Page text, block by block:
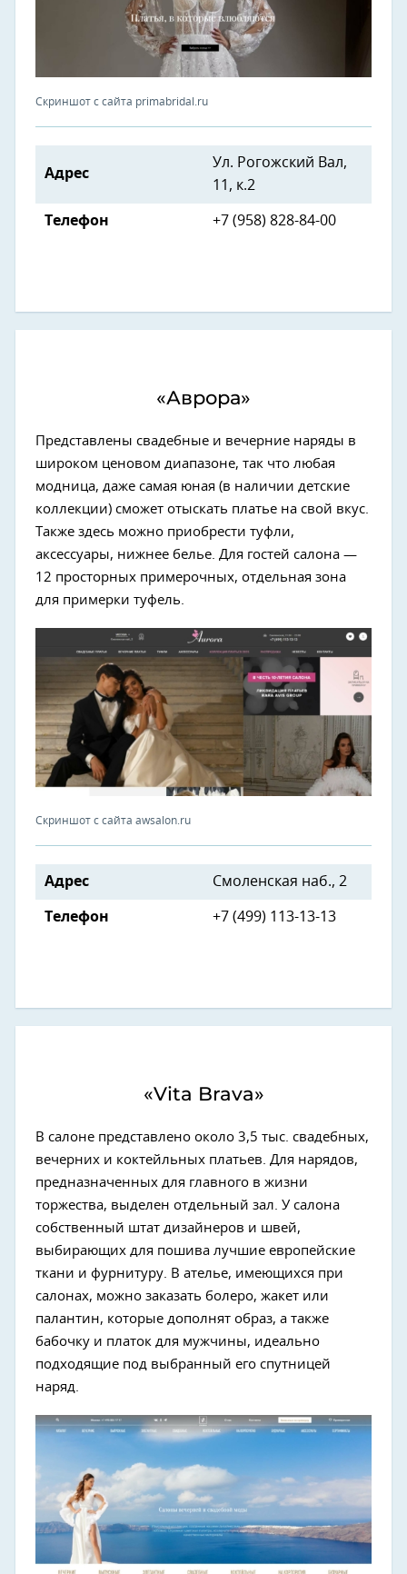
Скриншот с сайта primabridal.ru
Адрес
Ул. Рогожский Вал,
11, к.2
Телефон +7 (958) 828-84-00
«Аврора»
Представлены свадебные и вечерние наряды в
широком ценовом диапазоне, так что любая
модница, даже самая юная (в наличии детские
коллекции) сможет отыскать платье на свой вкус.
Также здесь можно приобрести туфли,
аксессуары, нижнее белье. Для гостей салона —
12 просторных примерочных, отдельная зона
для примерки туфель.
Скриншот с сайта awsalon.ru
Адрес Смоленская наб., 2
Телефон +7 (499) 113-13-13
«Vita Brava»
В салоне представлено около 3,5 тыс. свадебных,
вечерних и коктейльных платьев. Для нарядов,
предназначенных для главного в жизни
торжества, выделен отдельный зал. У салона
собственный штат дизайнеров и швей,
выбирающих для пошива лучшие европейские
ткани и фурнитуру. В ателье, имеющихся при
салонах, можно заказать болеро, жакет или
палантин, которые дополнят образ, а также
бабочку и платок для мужчины, идеально
подходящие под выбранный его спутницей
наряд.